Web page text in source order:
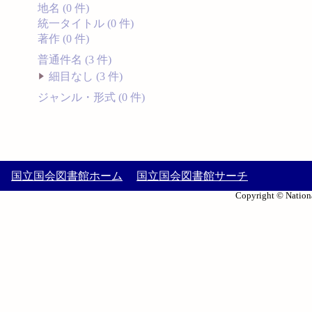
地名 (0 件)
統一タイトル (0 件)
著作 (0 件)
普通件名 (3 件)
細目なし (3 件)
ジャンル・形式 (0 件)
国立国会図書館ホーム 国立国会図書館サーチ
Copyright ©